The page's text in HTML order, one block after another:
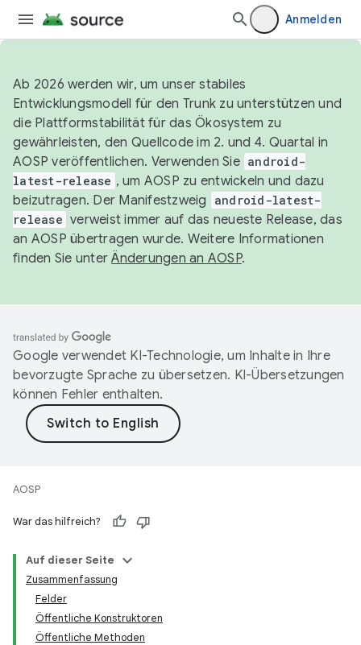
Anmelden
Ab 2026 werden wir, um unser stabiles
Entwicklungsmodell für den Trunk zu unterstützen und
die Plattformstabilität für das Ökosystem zu
gewährleisten, den Quellcode im 2. und 4. Quartal in
AOSP veröffentlichen. Verwenden Sie android-
latest-release , um AOSP zu entwickeln und dazu
beizutragen. Der Manifestzweig
android-latest-
release verweist immer auf das neueste Release, das
an AOSP übertragen wurde. Weitere Informationen
finden Sie unterÄnderungen an AOSP.
Google verwendet KI-Technologie, um Inhalte in Ihre
bevorzugte Sprache zu übersetzen. KI-Übersetzungen
können Fehler enthalten.
AOSP
War das hilfreich?
Auf dieser Seite
Zusammenfassung
Felder
Öffentliche Konstruktoren
Öffentliche Methoden